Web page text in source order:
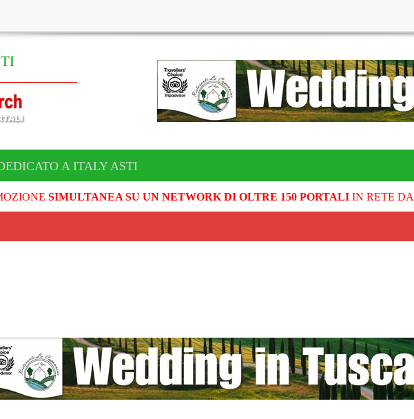
A ITALY ASTI
SIMULTANEA SU UN NETWORK DI OLTRE 150 PORTALIIN RETE